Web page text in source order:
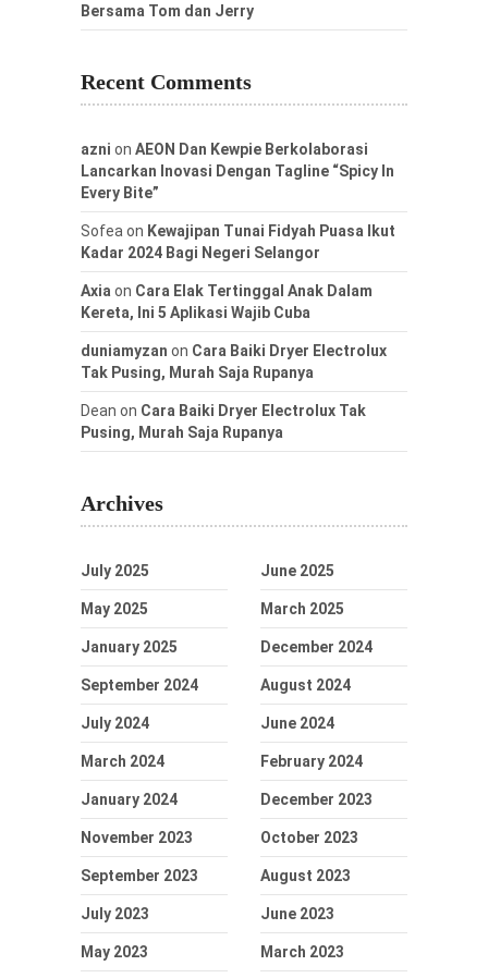
Bersama Tom dan Jerry
Recent Comments
azni on AEON Dan Kewpie Berkolaborasi
Lancarkan Inovasi Dengan Tagline “Spicy In
Every Bite”
Sofea on Kewajipan Tunai Fidyah Puasa Ikut
Kadar 2024 Bagi Negeri Selangor
Axia on Cara Elak Tertinggal Anak Dalam
Kereta, Ini 5 Aplikasi Wajib Cuba
duniamyzan on Cara Baiki Dryer Electrolux
Tak Pusing, Murah Saja Rupanya
Dean on Cara Baiki Dryer Electrolux Tak
Pusing, Murah Saja Rupanya
Archives
July 2025 June 2025
May 2025 March 2025
January 2025 December 2024
September 2024 August 2024
July 2024 June 2024
March 2024 February 2024
January 2024 December 2023
November 2023 October 2023
September 2023 August 2023
July 2023 June 2023
May 2023 March 2023